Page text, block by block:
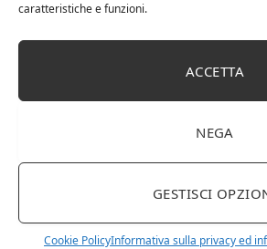
caratteristiche e funzioni.
ACCETTA
NEGA
GESTISCI
Cookie PolicyInformativa sulla privacy ed
Amazon Basics Martin – Libreria,
marchio Movian)